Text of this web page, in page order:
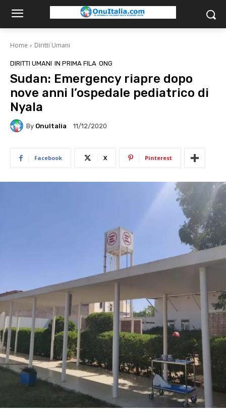
Home Diritti Umani
DIRITTI UMANI IN PRIMA FILA ONG
Sudan: Emergency riapre dopo
nove anni l’ospedale pediatrico di
Nyala
By OnuItalia 11/12/2020
Facebook X Pinterest